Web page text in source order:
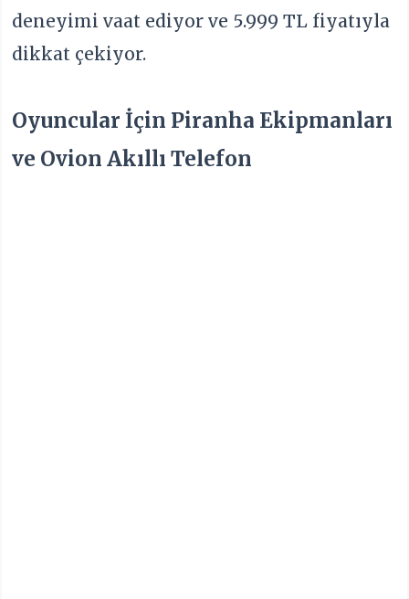
deneyimi vaat ediyor ve 5.999 TL fiyatıyla
dikkat çekiyor.
Oyuncular İçin Piranha Ekipmanları
ve Ovion Akıllı Telefon